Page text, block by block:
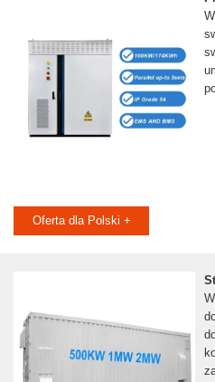
Oferta dla Polski +